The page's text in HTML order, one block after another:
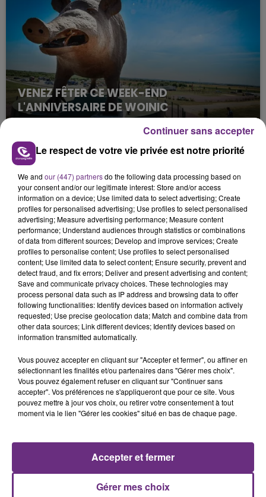
VENEZ FÊTER CE WEEK-END
L'ANNIVERSAIRE DE WOINIC
Ce samedi 8 août sera un grand jour :
l'anniversaire du plus gros sanglier du monde.
Une fête est donc organisée et vous êtes tous
conviés !
TITRES DIFFUSÉS
13h22
13h22
BRUNO MARS
Locked Out Of Heaven
13h19
13h19
OFENBACH & STARSAILOR
Four To The Floor
13h16
13h16 13h08
13h08
Le respect de votre vie privée est notre priorité
We and our (447) partnersdo the following data processing based on
your consent and/or our legitimate interest: Store and/or access
information on a device; Use limited data to select advertising; Create
profiles for personalised advertising; Use profiles to select personalised
advertising; Measure advertising performance; Measure content
performance; Understand audiences through statistics or combinations
of data from different sources; Develop and improve services; Create
profiles to personalise content; Use profiles to select personalised
content; Use limited data to select content; Ensure security, prevent and
detect fraud, and fix errors; Deliver and present advertising and content;
Save and communicate privacy choices. These technologies may
process personal data such as IP address and browsing data to offer
following functionalities: Identify devices based on information actively
requested; Use precise geolocation data; Match and combine data from
other data sources; Link different devices; Identify devices based on
information transmitted automatically.
Vous pouvez accepter en cliquant sur "Accepter et fermer", ou affiner en
sélectionnant les finalités et/ou partenaires dans "Gérer mes choix".
Vous pouvez également refuser en cliquant sur "Continuer sans
accepter". Vos préférences ne s'appliqueront que pour ce site. Vous
pouvez mettre à jour vos choix, ou retirer votre consentement à tout
moment via le lien "Gérer les cookies" situé en bas de chaque page.
Gérer mes choix
Accepter et fermer
Continuer sans accepter